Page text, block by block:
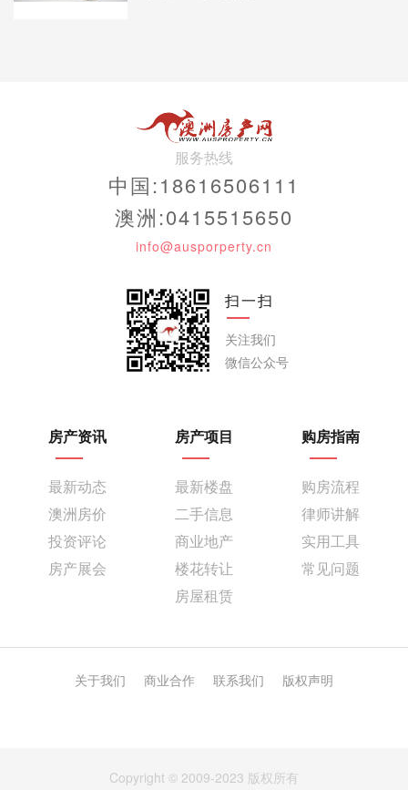
服务热线
中国:18616506111
澳洲:0415515650
info@ausporperty.cn
扫一扫
关注我们
微信公众号
房产资讯
最新动态
澳洲房价
投资评论
房产展会
房产项目
最新楼盘
二手信息
商业地产
楼花转让
房屋租赁
购房指南
购房流程
律师讲解
实用工具
常见问题
关于我们 商业合作 联系我们 版权声明
Copyright © 2009-2023 版权所有